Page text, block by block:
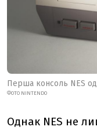
Перша консоль NES
ФОТО NINTENDO
Однак NES не